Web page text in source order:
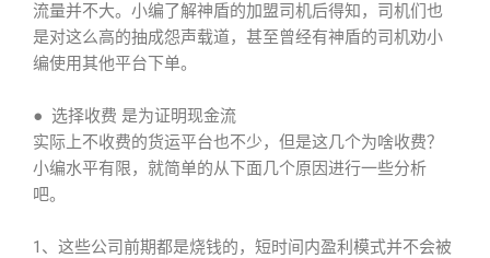
流量并不大。小编了解神盾的加盟司机后得知，司机们也
是对这么高的抽成怨声载道，甚至曾经有神盾的司机劝小
编使用其他平台下单。
● 选择收费 是为证明现金流
实际上不收费的货运平台也不少，但是这几个为啥收费？
小编水平有限，就简单的从下面几个原因进行一些分析
吧。
1、这些公司前期都是烧钱的，短时间内盈利模式并不会被